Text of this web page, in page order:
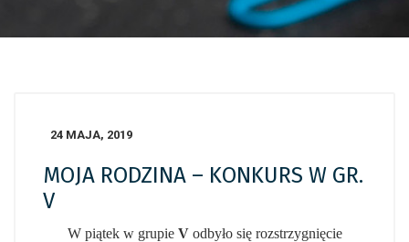
24 MAJA, 2019
MOJA RODZINA – KONKURS W GR.
V
W piątek w grupieVodbyło się rozstrzygnięcie